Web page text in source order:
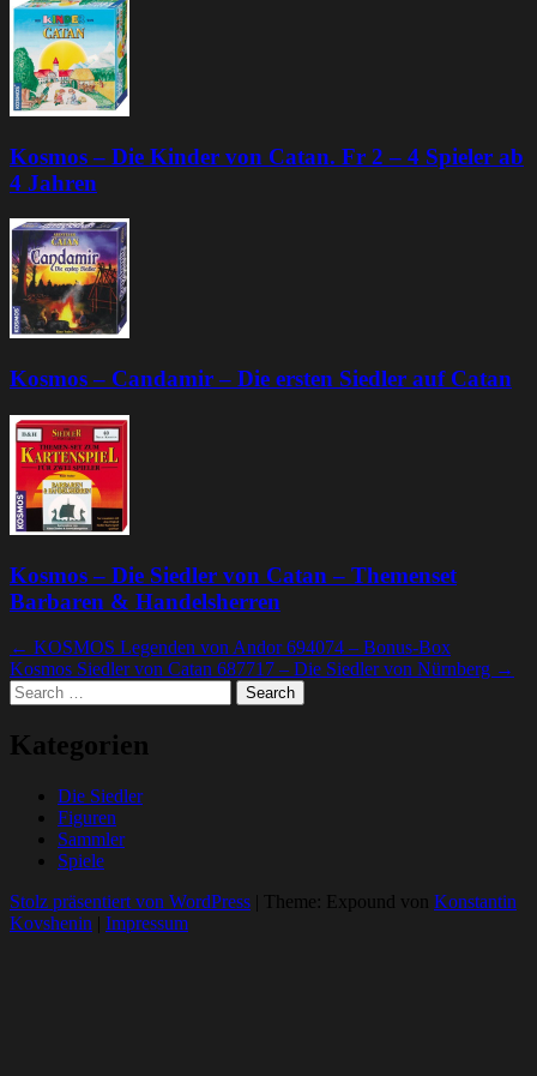
Kosmos – Die Kinder von Catan. Fr 2 – 4 Spieler ab
4 Jahren
Kosmos – Candamir – Die ersten Siedler auf Catan
Kosmos – Die Siedler von Catan – Themenset
Barbaren & Handelsherren
Artikel
Navigation
← KOSMOS Legenden von Andor 694074 – Bonus-Box
Kosmos Siedler von Catan 687717 – Die Siedler von Nürnberg →
Search
Kategorien
Die Siedler
Figuren
Sammler
Spiele
Stolz präsentiert von WordPress
Theme: Expound von Konstantin
Kovshenin
Impressum